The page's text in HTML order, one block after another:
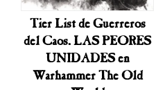
Tier List de Guerreros
del Caos. LAS PEORES
UNIDADES en
Warhammer The Old